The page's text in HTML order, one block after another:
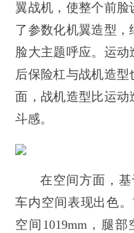
翼战机，使整个前脸
了参数化机翼造型
脸大主题呼应。运动
后保险杠与战机造
面，战机造型比运
斗感。
在空间方面，基
车内空间表现出色
空间1019mm，腿部